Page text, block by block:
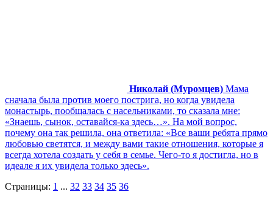
Николай (Муромцев) Мама
сначала была против моего пострига, но когда увидела
монастырь, пообщалась с насельниками, то сказала мне:
«Знаешь, сынок, оставайся-ка здесь…». На мой вопрос,
почему она так решила, она ответила: «Все ваши ребята прямо
любовью светятся, и между вами такие отношения, которые я
всегда хотела создать у себя в семье. Чего-то я достигла, но в
идеале я их увидела только здесь».
Страницы: 1 ... 32 33 34 35 36